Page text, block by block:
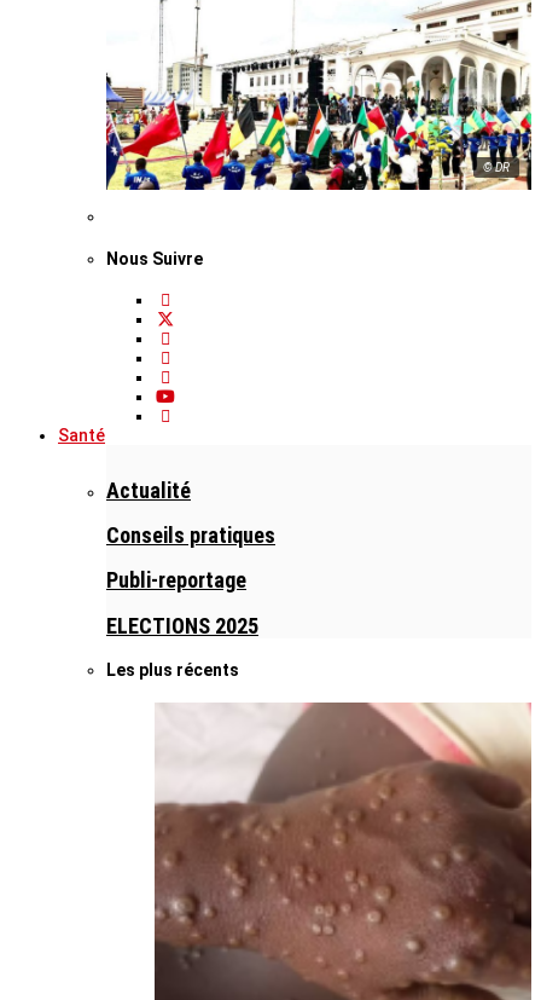
© DR
Nous Suivre
Santé
Actualité
Conseils pratiques
Publi-reportage
ELECTIONS 2025
Les plus récents